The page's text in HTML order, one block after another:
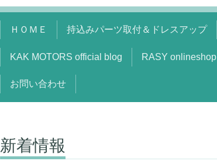
ＨＯＭＥ 持込みパーツ取付＆ドレスアップ
KAK MOTORS official blog RASY onlineshop
お問い合わせ
新着情報